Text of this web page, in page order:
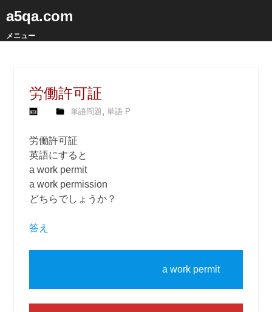
a5qa.com
メニュー
労働許可証
単語問題,単語 P
労働許可証
英語にすると
a work permit
a work permission
どちらでしょうか？
答え
a work permit